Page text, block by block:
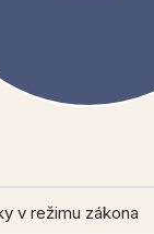
v režimu zákona